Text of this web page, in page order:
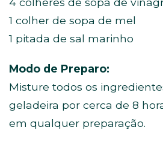
1 colher de sopa de mel
1 pitada de sal marinho
Modo de Preparo:
Misture todos os
geladeira por cerca de 8
em qualquer preparação.